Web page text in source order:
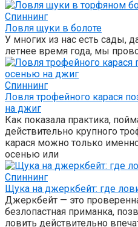
Спиннинг
Ловля щуки в болоте
У многих из нас есть сады,
летнее время года, мы
Спиннинг
Ловля трофейного карася
на джиг
Как показала практика,
действительно крупного
карася можно только
осенью или
Спиннинг
Щука на джеркбейт: где
Джеркбейт — это
безлопастная приманка,
ловить действительно